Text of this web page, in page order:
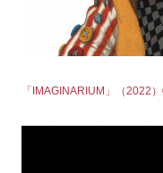
「IMAGINARIUM」（2022